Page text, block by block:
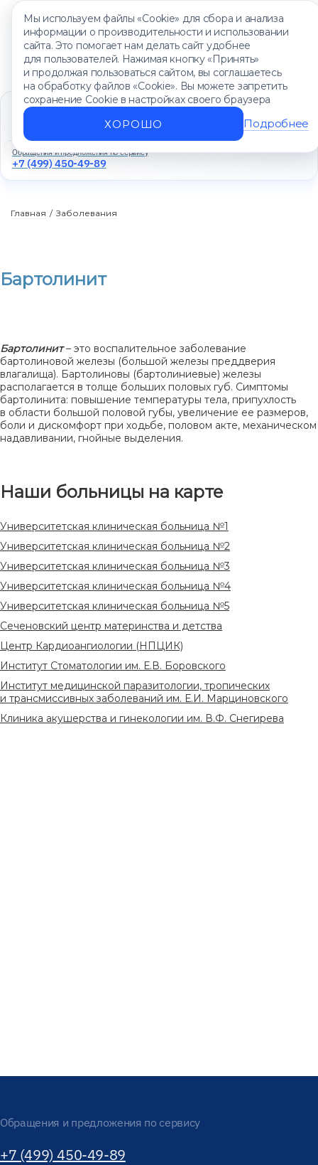
Мы используем файлы «Cookie» для сбора и анализа
информации о производительности и использовании
сайта. Это помогает нам делать сайт удобнее
для пользователей. Нажимая кнопку «Принять»
и продолжая пользоваться сайтом, вы соглашаетесь
на обработку файлов «Cookie». Вы можете запретить
сохранение Cookie в настройках своего браузера
ХОРОШО Подробнее
Единый контакт-центр
+7 (499) 450-88-89
Ежедневно с 8:00 до 20:00
Обращения и предложения по сервису
+7 (499) 450-49-89
Главная / Заболевания
Бартолинит
Бартолинит– это воспалительное заболевание
бартолиновой железы (большой железы преддверия
влагалища). Бартолиновы (бартолиниевые) железы
располагается в толще больших половых губ. Симптомы
бартолинита: повышение температуры тела, припухлость
в области большой половой губы, увеличение ее размеров,
боли и дискомфорт при ходьбе, половом акте, механическом
надавливании, гнойные выделения.
Наши больницы на карте
Университетская клиническая больница №1
Университетская клиническая больница №2
Университетская клиническая больница №3
Университетская клиническая больница №4
Университетская клиническая больница №5
Сеченовский центр материнства и детства
Центр Кардиоангиологии (НПЦИК)
Институт Стоматологии им. Е.В. Боровского
Институт медицинской паразитологии, тропических
и трансмиссивных заболеваний им. Е.И. Марциновского
Клиника акушерства и гинекологии им. В.Ф. Снегирева
Обращения и предложения по сервису
+7 (499) 450-49-89